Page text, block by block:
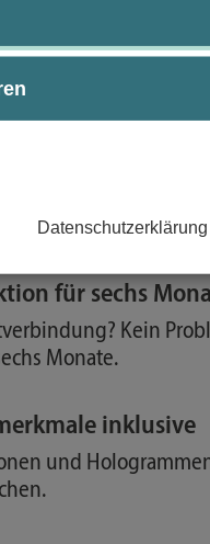
Datenschutzerklärung
auf deinem
für sechs
Kein
Monate.
inklusive
und